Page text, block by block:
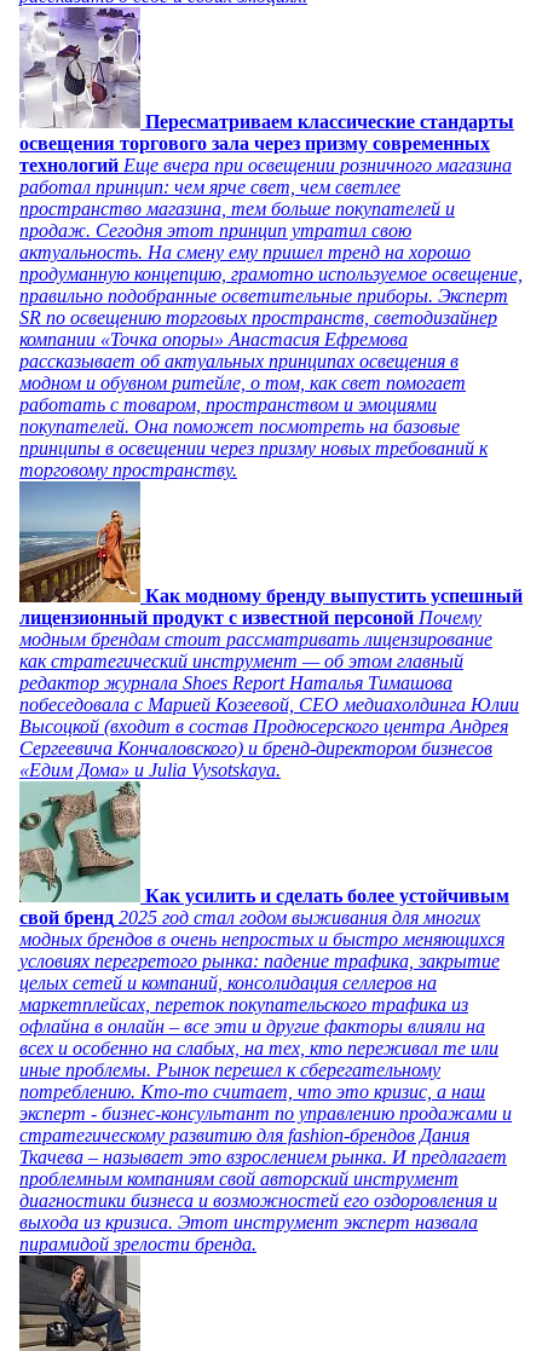
Пересматриваем классические стандарты
освещения торгового зала через призму современных
технологий Еще вчера при освещении розничного магазина
работал принцип: чем ярче свет, чем светлее
пространство магазина, тем больше покупателей и
продаж. Сегодня этот принцип утратил свою
актуальность. На смену ему пришел тренд на хорошо
продуманную концепцию, грамотно используемое освещение,
правильно подобранные осветительные приборы. Эксперт
SR по освещению торговых пространств, светодизайнер
компании «Точка опоры» Анастасия Ефремова
рассказывает об актуальных принципах освещения в
модном и обувном ритейле, о том, как свет помогает
работать с товаром, пространством и эмоциями
покупателей. Она поможет посмотреть на базовые
принципы в освещении через призму новых требований к
торговому пространству.
Как модному бренду выпустить успешный
лицензионный продукт с известной персоной Почему
модным брендам стоит рассматривать лицензирование
как стратегический инструмент — об этом главный
редактор журнала Shoes Report Наталья Тимашова
побеседовала с Марией Козеевой, СЕО медиахолдинга Юлии
Высоцкой (входит в состав Продюсерского центра Андрея
Сергеевича Кончаловского) и бренд-директором бизнесов
«Едим Дома» и Julia Vysotskaya.
Как усилить и сделать более устойчивым
свой бренд 2025 год стал годом выживания для многих
модных брендов в очень непростых и быстро меняющихся
условиях перегретого рынка: падение трафика, закрытие
целых сетей и компаний, консолидация селлеров на
маркетплейсах, переток покупательского трафика из
офлайна в онлайн – все эти и другие факторы влияли на
всех и особенно на слабых, на тех, кто переживал те или
иные проблемы. Рынок перешел к сберегательному
потреблению. Кто-то считает, что это кризис, а наш
эксперт - бизнес-консультант по управлению продажами и
стратегическому развитию для fashion-брендов Дания
Ткачева – называет это взрослением рынка. И предлагает
проблемным компаниям свой авторский инструмент
диагностики бизнеса и возможностей его оздоровления и
выхода из кризиса. Этот инструмент эксперт назвала
пирамидой зрелости бренда.